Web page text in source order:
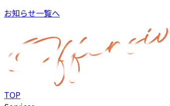
お知らせ一覧へ
TOP